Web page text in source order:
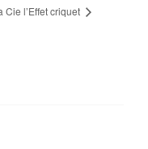
Cie l’Effet criquet